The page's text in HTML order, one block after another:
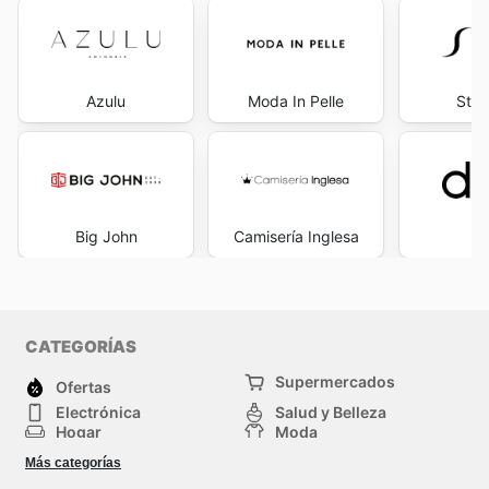
Azulu
Big John
Moda In Pelle
Camisería Inglesa
CATEGORÍAS
Ofertas
Supermercados
Electrónica
Salud y Belleza
Hogar
Moda
Herramientas y jardinería
Infancia
Más categorías